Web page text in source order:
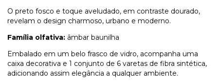
O preto fosco e toque aveludado, em contraste dourado,
revelam o design charmoso, urbano e moderno.
Família olfativa: âmbar baunilha
Embalado em um belo frasco de vidro, acompanha uma
caixa decorativa e 1 conjunto de 6 varetas de fibra sintética,
adicionando assim elegância a qualquer ambiente.